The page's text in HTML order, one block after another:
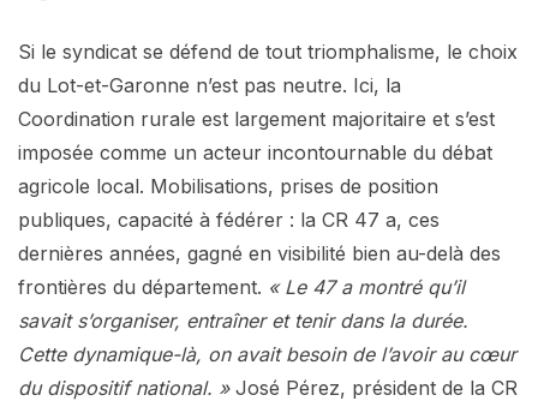
Si le syndicat se défend de tout triomphalisme, le choix
du Lot-et-Garonne n’est pas neutre. Ici, la
Coordination rurale est largement majoritaire et s’est
imposée comme un acteur incontournable du débat
agricole local. Mobilisations, prises de position
publiques, capacité à fédérer : la CR 47 a, ces
dernières années, gagné en visibilité bien au-delà des
frontières du département. « Le 47 a montré qu’il
savait s’organiser, entraîner et tenir dans la durée.
Cette dynamique-là, on avait besoin de l’avoir au cœur
du dispositif national. »José Pérez, président de la CR